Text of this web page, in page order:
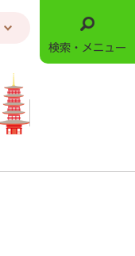
検索・メニュー